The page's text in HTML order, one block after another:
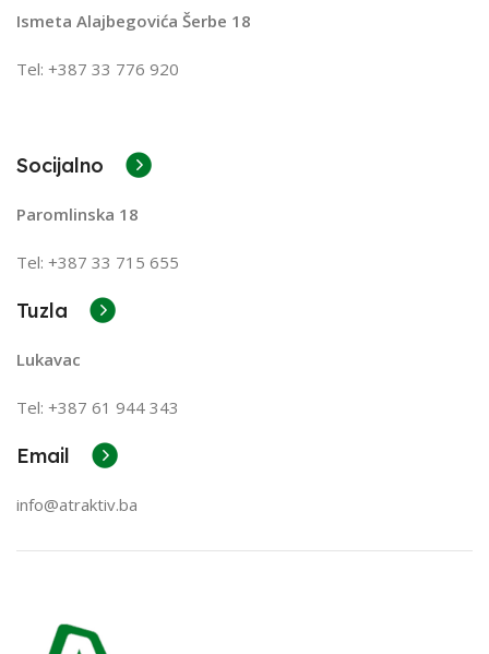
Ismeta Alajbegovića Šerbe 18
Tel: +387 33 776 920
Socijalno
Paromlinska 18
Tel: +387 33 715 655
Tuzla
Lukavac
Tel: +387 61 944 343
Email
info@atraktiv.ba